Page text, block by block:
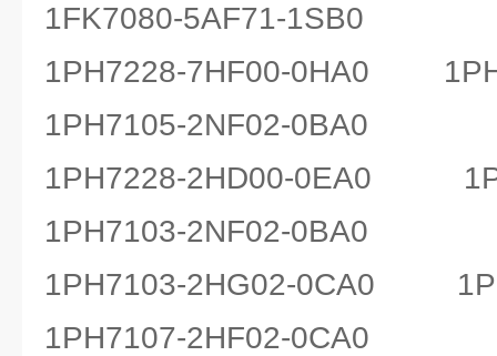
1FK7080-5AF71-1SB0
1PH7228-7HF00-0HA0
1PH7105-2NF02-0BA0
1PH7228-2HD00-0EA0
1PH7103-2NF02-0BA0
1PH7103-2HG02-0CA0
1PH7107-2HF02-0CA0